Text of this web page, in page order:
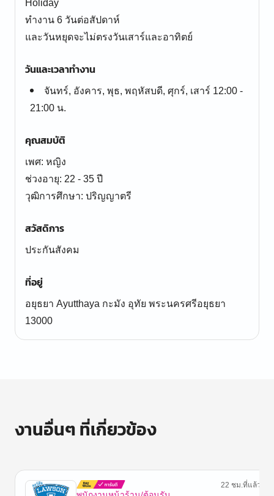
Holiday
ทำงาน 6 วันต่อสัปดาห์
และวันหยุดจะไม่ตรงวันเสาร์และอาทิตย์
วันและเวลาทำงาน
จันทร์, อังคาร, พุธ, พฤหัสบดี, ศุกร์, เสาร์ 12:00 -
21:00 น.
คุณสมบัติ
เพศ: หญิง
ช่วงอายุ: 22 - 35 ปี
สวัสดิการ
ประกันสังคม
ที่อยู่
อยุธยา Ayutthaya กะมัง อุทัย พระนครศรีอยุธยา
13000
งานอื่นๆ ที่เกี่ยวข้อง
22 ชม.ที่แล้ว